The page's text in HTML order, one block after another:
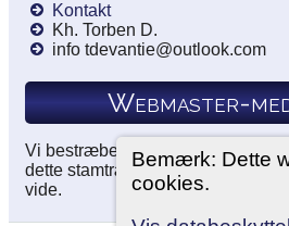
Bemærk: Dette
cookies.
Kontakt
Kh. Torben D.
info tdevantie@outlook.com
Webmaster-
Vi bestræber os på at
dette stamtræ. Hvis du har noget
vide.